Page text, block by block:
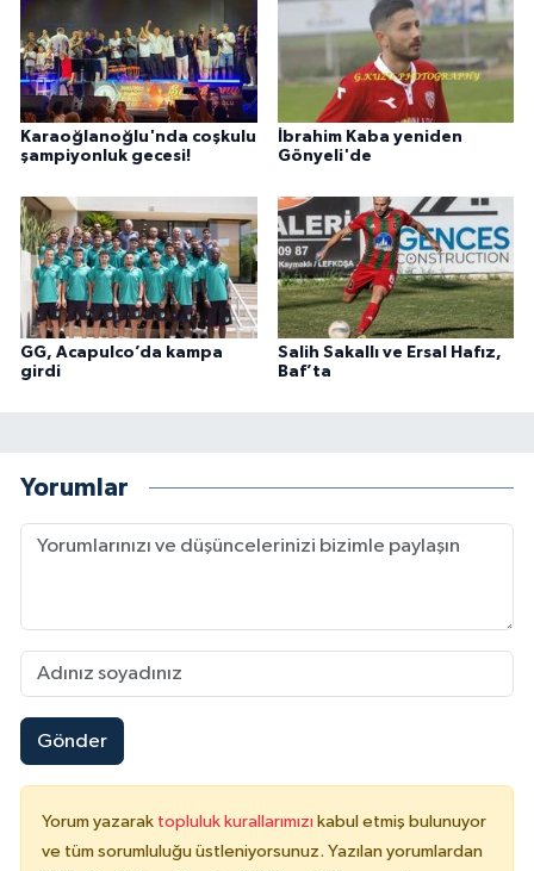
Karaoğlanoğlu'nda coşkulu
şampiyonluk gecesi!
İbrahim Kaba yeniden
Gönyeli'de
GG, Acapulco’da kampa
girdi
Salih Sakallı ve Ersal Hafız,
Baf’ta
Yorumlar
Gönder
Yorum yazarak topluluk kurallarımızı kabul etmiş bulunuyor
ve tüm sorumluluğu üstleniyorsunuz. Yazılan yorumlardan